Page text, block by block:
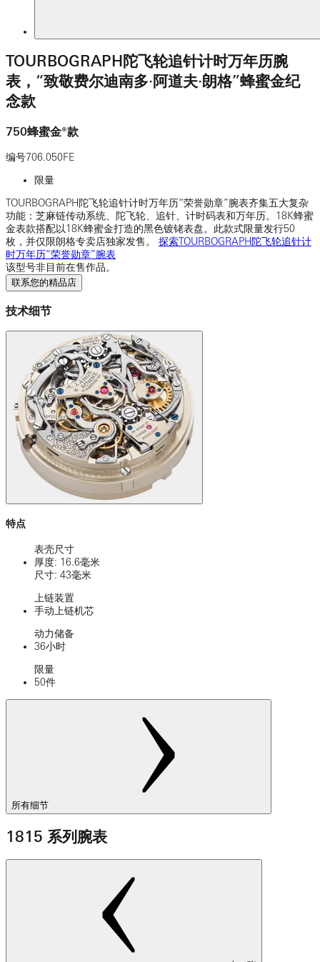
TOURBOGRAPH陀飞轮追针计时万年历腕
表，“致敬费尔迪南多·阿道夫·朗格”蜂蜜金纪
念款
750蜂蜜金®款
编号706.050FE
限量
TOURBOGRAPH陀飞轮追针计时万年历“荣誉勋章”腕表齐集五大复杂
功能：芝麻链传动系统、陀飞轮、追针、计时码表和万年历。18K蜂蜜
金表款搭配以18K蜂蜜金打造的黑色镀铑表盘。此款式限量发行50
枚，并仅限朗格专卖店独家发售。 探索TOURBOGRAPH陀飞轮追针计
时万年历“荣誉勋章”腕表
该型号非目前在售作品。
联系您的精品店
技术细节
特点
表壳尺寸
厚度: 16.6毫米
尺寸: 43毫米
上链装置
手动上链机芯
动力储备
36小时
限量
50件
所有细节
1815 系列腕表